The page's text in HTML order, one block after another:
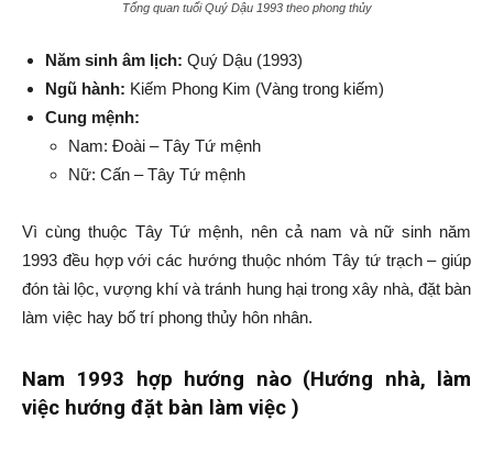
Tổng quan tuổi Quý Dậu 1993 theo phong thủy
Năm sinh âm lịch: Quý Dậu (1993)
Ngũ hành: Kiếm Phong Kim (Vàng trong kiếm)
Cung mệnh:
Nam: Đoài – Tây Tứ mệnh
Nữ: Cấn – Tây Tứ mệnh
Vì cùng thuộc Tây Tứ mệnh, nên cả nam và nữ sinh năm
1993 đều hợp với các hướng thuộc nhóm Tây tứ trạch – giúp
đón tài lộc, vượng khí và tránh hung hại trong xây nhà, đặt bàn
làm việc hay bố trí phong thủy hôn nhân.
Nam 1993 hợp hướng nào (Hướng nhà, làm
việc hướng đặt bàn làm việc )